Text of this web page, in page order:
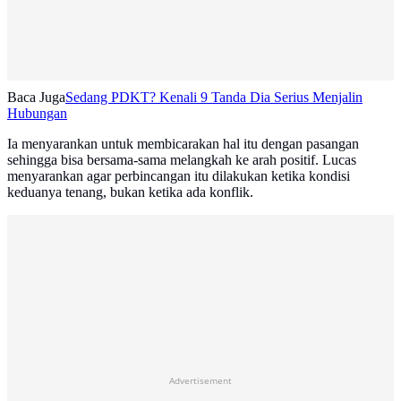
Baca JugaSedang PDKT? Kenali 9 Tanda Dia Serius Menjalin
Hubungan
Ia menyarankan untuk membicarakan hal itu dengan pasangan
sehingga bisa bersama-sama melangkah ke arah positif. Lucas
menyarankan agar perbincangan itu dilakukan ketika kondisi
keduanya tenang, bukan ketika ada konflik.
Advertisement